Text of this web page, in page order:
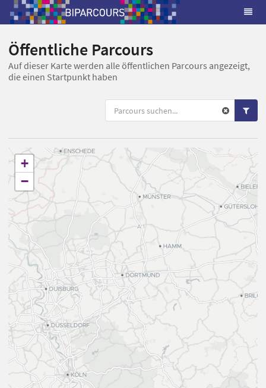
Öffentliche Parcours
Auf dieser Karte werden alle öffentlichen Parcours angezeigt,
die einen Startpunkt haben
+
−